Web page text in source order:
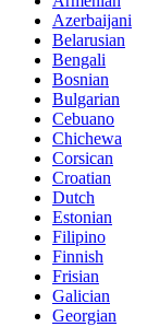
Azerbaijani
Belarusian
Bengali
Bosnian
Bulgarian
Cebuano
Chichewa
Corsican
Croatian
Dutch
Estonian
Filipino
Finnish
Frisian
Galician
Georgian